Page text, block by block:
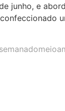
junho, e